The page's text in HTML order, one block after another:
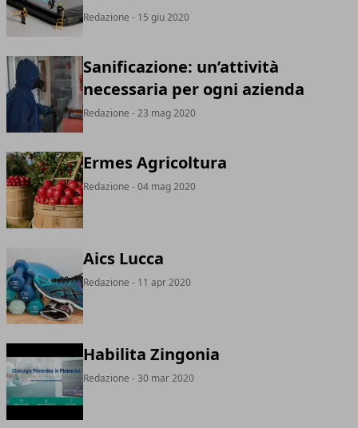
Redazione - 15 giu 2020
Sanificazione: un’attività
necessaria per ogni azienda
Redazione - 23 mag 2020
Ermes Agricoltura
Redazione - 04 mag 2020
Aics Lucca
Redazione - 11 apr 2020
Habilita Zingonia
Redazione - 30 mar 2020